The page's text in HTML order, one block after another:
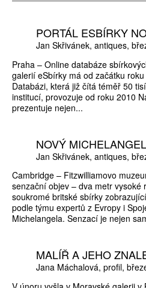
PORTÁL ESBÍRKY
Jan Skřivánek antiques
Praha – Online databáze
galerií eSbírky má od začátku
Databázi, která již čítá téměř 50
institucí, provozuje od roku 2010
prezentuje nejen...
NOVÝ
Jan Skřivánek antiques
Cambridge – Fitzwilliamovo
senzační objev – dva metr vysoké
soukromé britské sbírky
podle týmu expertů z Evropy i
Michelangela. Senzací je nejen
MALÍŘ A JEHO
Jana Máchalová profil